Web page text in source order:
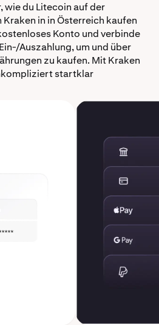
wie du Litecoin auf der
in in Österreich kaufen
Konto und verbinde
Auszahlung, um und über
zu kaufen. Mit Kraken
startklar